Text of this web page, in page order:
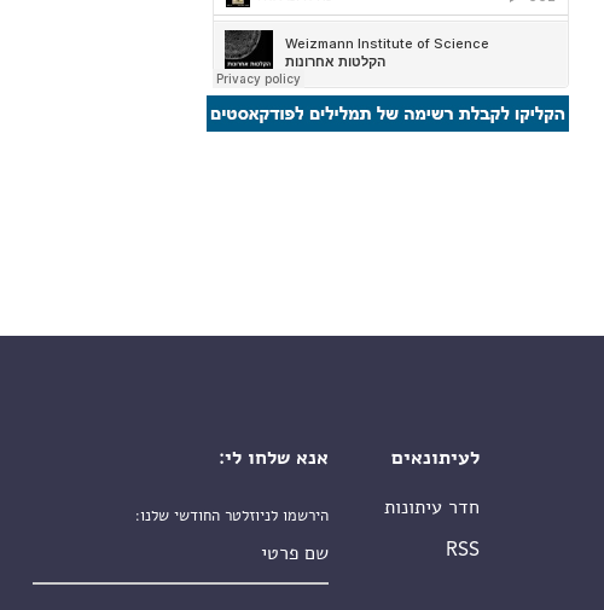
לעיתונאים
חדר עיתונות
RSS
אנא שלחו לי:
הירשמו לניוזלטר החודשי שלנו: